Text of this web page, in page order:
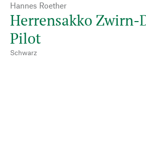
Hannes Roether
Herrensakko Zwirn-
Pilot
Schwarz